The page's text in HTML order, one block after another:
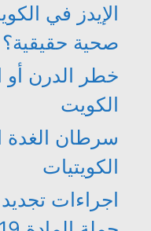
الإيدز في
صحية حقيقية؟
خطر الدرن
الكويت
سرطان الغدة
الكويتيات
اجراءات